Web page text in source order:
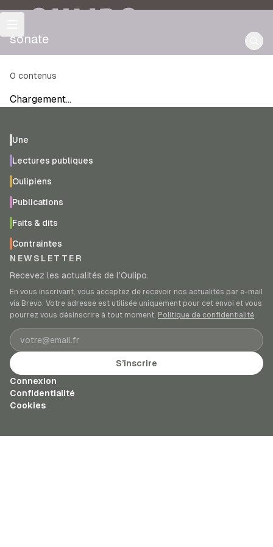
OULIPO
sonate
0 contenus
Chargement…
Une
Lectures publiques
Oulipiens
Publications
Faits & dits
Contraintes
NEWSLETTER
Recevez les actualités de l’Oulipo.
En vous inscrivant, vous acceptez de recevoir nos actualités par e-mail
via Brevo. Votre adresse est utilisée uniquement pour cet envoi et vous
pourrez vous désinscrire à tout moment. Politique de confidentialité.
Adresse e-mail
S’inscrire
Connexion
Confidentialité
Cookies